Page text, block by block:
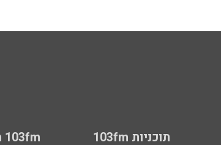
תוכניות 103fm 103fm מייעצים